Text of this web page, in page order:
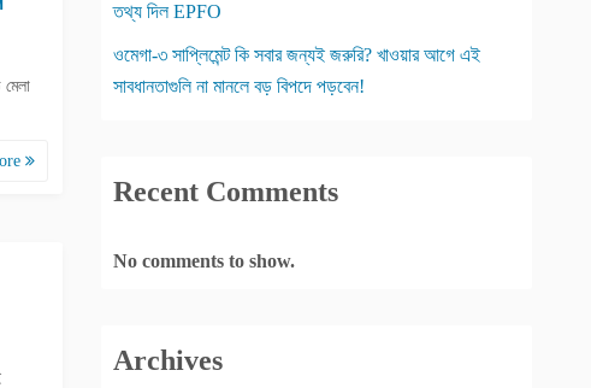
তথ্য দিল EPFO
ওমেগা-৩ সাপ্লিমেন্ট কি সবার জন্যই জরুরি? খাওয়ার আগে এই
সাবধানতাগুলি না মানলে বড় বিপদে পড়বেন!
Recent Comments
No comments to show.
Archives